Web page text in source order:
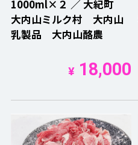
1000ml×２ ／ 大紀町
大内山ミルク村 大内山
乳製品 大内山酪農
¥18,000